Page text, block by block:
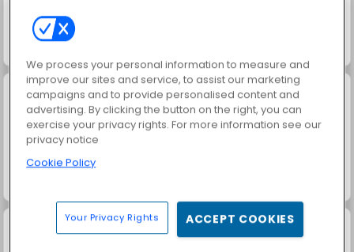
We process your personal information to measure and
improve our sites and service, to assist our marketing
campaigns and to provide personalised content and
advertising. By clicking the button on the right, you can
exercise your privacy rights. For more information see our
privacy notice
Cookie Policy
Your Privacy Rights ACCEPT COOKIES